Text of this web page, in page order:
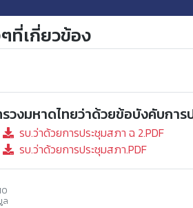
ที่เกี่ยวข้อง
รวงมหาดไทยว่าด้วยข้อบังคับกา
รบ.ว่าด้วยการประชุมสภา ฉ 2.PDF
รบ.ว่าด้วยการประชุมสภา.PDF
ล